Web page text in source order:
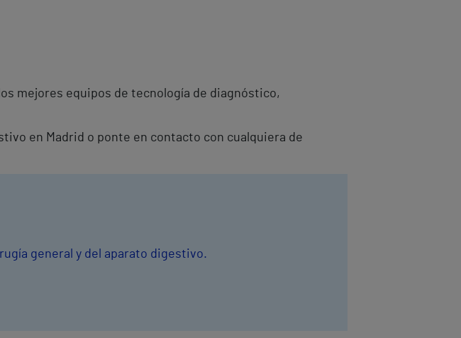
mejores equipos de tecnología de diagnóstico,
en Madrid o ponte en contacto con cualquiera de
general y del aparato digestivo.